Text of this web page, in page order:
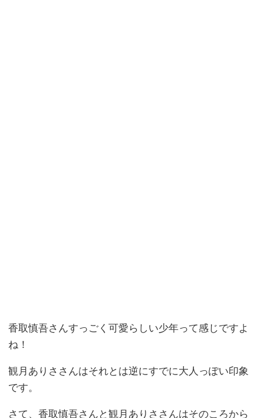
香取慎吾さんすっごく可愛らしい少年って感じですよ
ね！
観月ありささんはそれとは逆にすでに大人っぽい印象
です。
さて、香取慎吾さんと観月ありささんはそのころから